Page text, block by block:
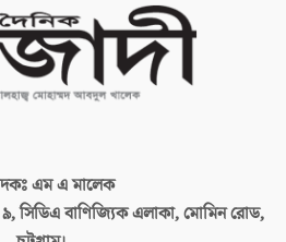
এম এ মালেক
৯, সিডিএ বাণিজ্যিক এলাকা, মোমিন রোড,